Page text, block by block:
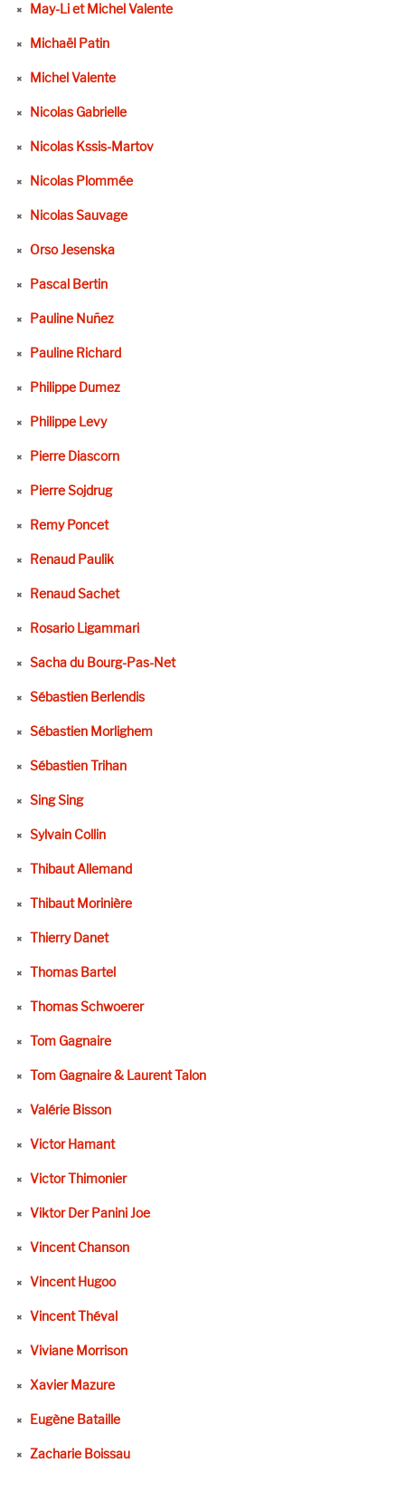
May-Li et Michel Valente
Michaël Patin
Michel Valente
Nicolas Gabrielle
Nicolas Kssis-Martov
Nicolas Plommée
Nicolas Sauvage
Orso Jesenska
Pascal Bertin
Pauline Nuñez
Pauline Richard
Philippe Dumez
Philippe Levy
Pierre Diascorn
Pierre Sojdrug
Remy Poncet
Renaud Paulik
Renaud Sachet
Rosario Ligammari
Sacha du Bourg-Pas-Net
Sébastien Berlendis
Sébastien Morlighem
Sébastien Trihan
Sing Sing
Sylvain Collin
Thibaut Allemand
Thibaut Morinière
Thierry Danet
Thomas Bartel
Thomas Schwoerer
Tom Gagnaire
Tom Gagnaire & Laurent Talon
Valérie Bisson
Victor Hamant
Victor Thimonier
Viktor Der Panini Joe
Vincent Chanson
Vincent Hugoo
Vincent Théval
Viviane Morrison
Xavier Mazure
Eugène Bataille
Zacharie Boissau